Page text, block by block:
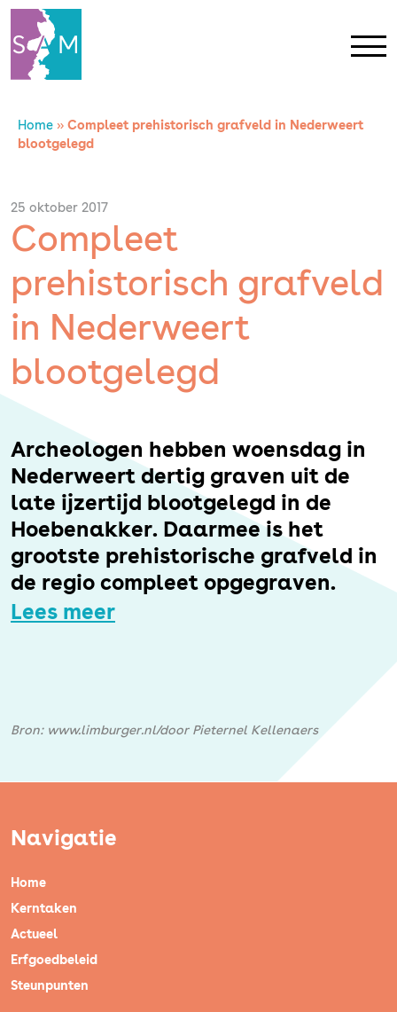
Home
Contact
SAM Limburg
Actueel
Overheid
Home » Compleet prehistorisch grafveld in Nederweert
blootgelegd
25 oktober 2017
Compleet
prehistorisch grafveld
in Nederweert
blootgelegd
Archeologen hebben woensdag in
Nederweert dertig graven uit de
late ijzertijd blootgelegd in de
Hoebenakker. Daarmee is het
grootste prehistorische grafveld in
de regio compleet opgegraven.
Lees meer
Bron: www.limburger.nl/door Pieternel Kellenaers
Navigatie
Home
Kerntaken
Actueel
Erfgoedbeleid
Steunpunten